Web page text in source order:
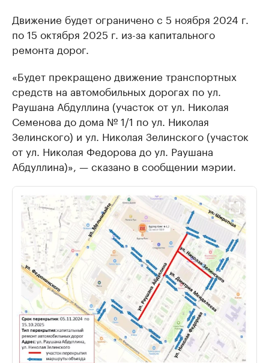
Движение будет ограничено с 5 ноября 2024 г.
по 15 октября 2025 г. из-за капитального
ремонта дорог.
«Будет прекращено движение транспортных
средств на автомобильных дорогах по ул.
Раушана Абдуллина (участок от ул. Николая
Семенова до дома № 1/1 по ул. Николая
Зелинского) и ул. Николая Зелинского (участок
от ул. Николая Федорова до ул. Раушана
Абдуллина)», — сказано в сообщении мэрии.